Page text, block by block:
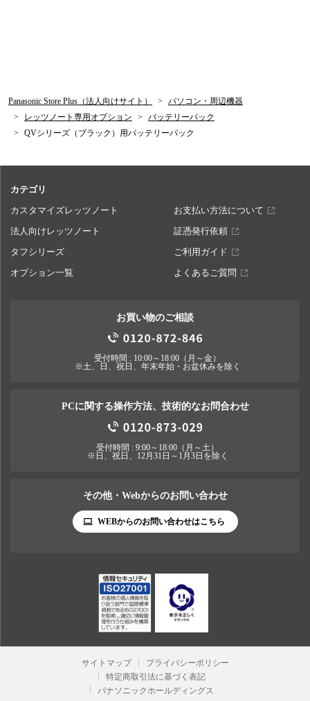
Panasonic Store Plus（法人向けサイト）
パソコン・周辺機器
レッツノート専用オプション
バッテリーパック
QVシリーズ（ブラック）用バッテリーパック
カテゴリ
カスタマイズレッツノート
お支払い方法について
法人向けレッツノート
証憑発行依頼
タフシリーズ
ご利用ガイド
オプション一覧
よくあるご質問
お買い物のご相談
受付時間 : 10:00～18:00（月～金）
※土、日、祝日、年末年始・お盆休みを除く
PCに関する操作方法、技術的なお問合わせ
受付時間 : 9:00～18:00（月～土）
※日、祝日、12月31日～1月3日を除く
その他・Webからのお問い合わせ
WEBからのお問い合わせはこちら
サイトマップ
プライバシーポリシー
特定商取引法に基づく表記
パナソニックホールディングス